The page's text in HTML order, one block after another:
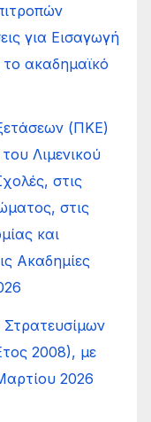
για Εισαγωγή
ακαδημαϊκό
(ΠΚΕ)
Λιμενικού
στις
στις
και
Ακαδημίες
2008), με
2026